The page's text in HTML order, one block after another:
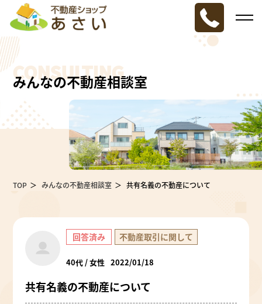
CONSULTING
みんなの不動産相談室
TOP みんなの不動産相談室 共有名義の不動産について
回答済み 不動産取引に関して
40代 / 女性 2022/01/18
共有名義の不動産について